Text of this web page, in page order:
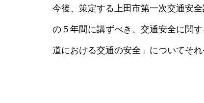
今後、策定する上田市第一次交通安
の５年間に講ずべき、交通安全に関
道における交通の安全」についてそ